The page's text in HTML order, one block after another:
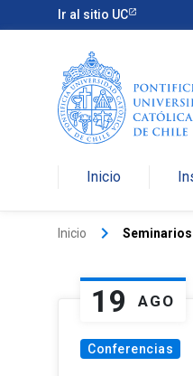
Ir al sitio UC
Inicio
Inicio keyboard_arrow_right Seminarios
19 AGO
Conferencias